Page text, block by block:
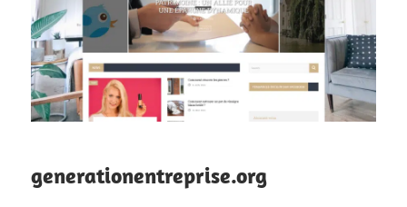
generationentreprise.org